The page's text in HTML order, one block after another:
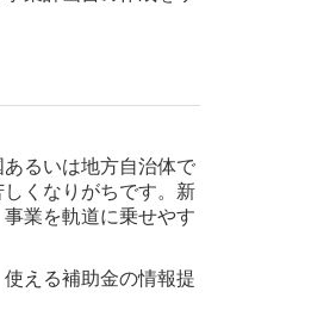
るいは地方自治体で
くなりがちです。新
業を軌道に乗せやす
える補助金の情報提